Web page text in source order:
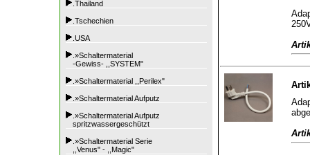
.Thailand
.Tschechien
.USA
.»Schaltermaterial
-Gewiss- ,,SYSTEM"
.»Schaltermaterial ,,Perilex"
.»Schaltermaterial Aufputz
.»Schaltermaterial Aufputz
spritzwassergeschützt
.»Schaltermaterial Serie
,,Venus" - ,,Magic"